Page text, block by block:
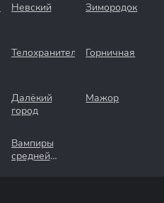
Невский Зимородок
Телохранители Горничная
Далёкий
город
Мажор
Вампиры
средней